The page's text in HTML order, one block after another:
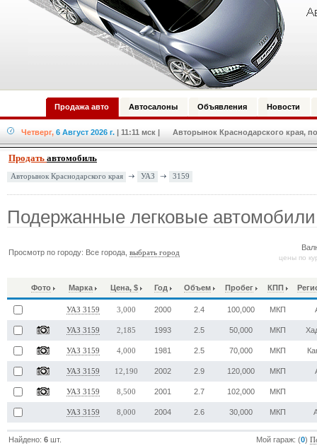
Продажа авто Автосалоны Объявления Новости
Четверг, 6 Август 2026 г. | 11:11 мск | Авторынок Краснодарского края,
Продать автомобиль
Авторынок Краснодарского края УАЗ 3159
Подержанные легковые
Просмотр по городу: Все города,выбрать город
цены по
Фото Марка Цена, $ Год Объем Пробег КПП
УАЗ 3159 3,000 2000 2.4 100,000 МКП
УАЗ 3159 2,185 1993 2.5 50,000 МКП
УАЗ 3159 4,000 1981 2.5 70,000 МКП
УАЗ 3159 12,190 2002 2.9 120,000 МКП
УАЗ 3159 8,500 2001 2.7 102,000 МКП
УАЗ 3159 8,000 2004 2.6 30,000 МКП
Найдено:6 шт. Мой гараж: (0)